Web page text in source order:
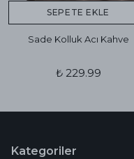
SEPETE EKLE
Sade Kolluk Acı Kahve
₺ 229.99
Kategoriler